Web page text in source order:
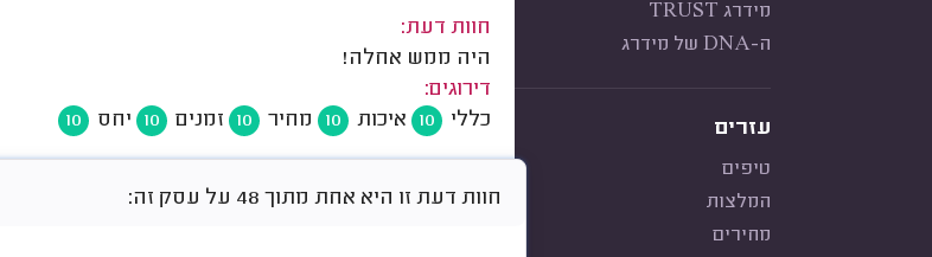
מידרג TRUST
ה-DNA של מידרג
עזרים
טיפים
המלצות
מחירים
חוות דעת:
היה ממש אחלה!
דירוגים:
כללי
10 איכות 10 מחיר 10 זמנים 10 יחס 10
חוות דעת זו היא אחת מתוך 48 על עסק זה: